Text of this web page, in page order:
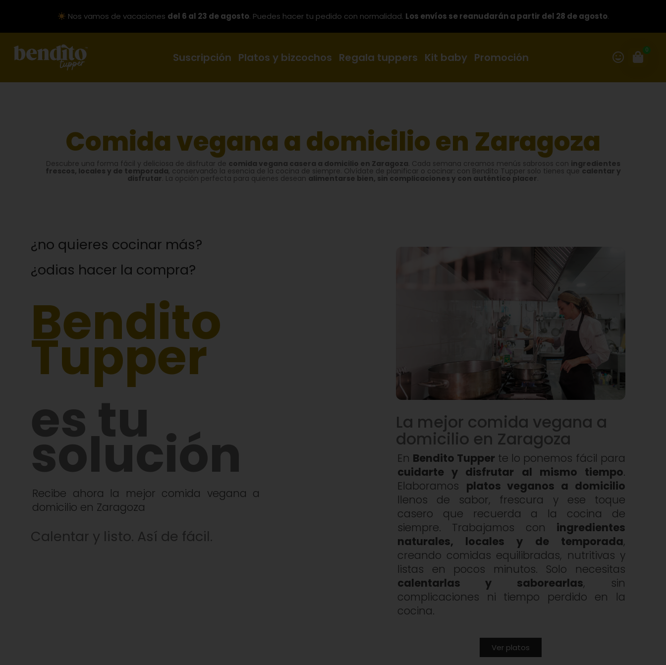
Nos vamos de vacaciones del 6 al 23 de agosto. Puedes hacer tu pedido con normalidad. Los envíos se reanudarán a partir del 28 de agosto.
Suscripción Platos y bizcochos Regala tuppers Kit baby Promoción
0
Comida vegana a domicilio en Zaragoza
Descubre una forma fácil y deliciosa de disfrutar de comida vegana casera a domicilio en Zaragoza. Cada semana creamos menús sabrosos con ingredientes
frescos, locales y de temporada, conservando la esencia de la cocina de siempre. Olvídate de planificar o cocinar: con Bendito Tupper solo tienes quecalentar y
disfrutar. La opción perfecta para quienes desean alimentarse bien, sin complicaciones y con auténtico placer.
¿no quieres cocinar más?
¿odias hacer la compra?
Bendito
Tupper
es tu
solución
Recibe ahora la mejor comida vegana a
domicilio en Zaragoza
Calentar y listo. Así de fácil.
La mejor comida vegana a
domicilio en Zaragoza
En Bendito Tupper te lo ponemos fácil para
cuidarte y disfrutar al mismo tiempo.
Elaboramos platos veganos a domicilio
llenos de sabor, frescura y ese toque
casero que recuerda a la cocina de
siempre. Trabajamos con ingredientes
naturales, locales y de temporada,
creando comidas equilibradas, nutritivas y
listas en pocos minutos. Solo necesitas
calentarlas y saborearlas, sin
complicaciones ni tiempo perdido en la
cocina.
Ver platos